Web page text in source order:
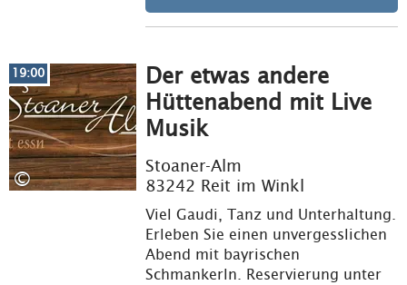
©
Der etwas andere
Hüttenabend mit Live
Musik
Stoaner-Alm
83242 Reit im Winkl
Viel Gaudi, Tanz und Unterhaltung.
Erleben Sie einen unvergesslichen
Abend mit bayrischen
Schmankerln. Reservierung unter
19:00